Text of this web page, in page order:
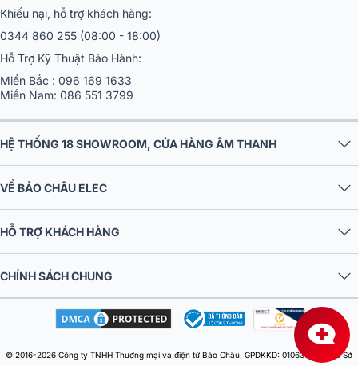
Khiếu nại, hỗ trợ khách hàng:
0344 860 255 (08:00 - 18:00)
Hỗ Trợ Kỹ Thuật Bảo Hành:
Miền Bắc : 096 169 1633
Miền Nam: 086 551 3799
HỆ THỐNG 18 SHOWROOM, CỬA HÀNG ÂM THANH
VỀ BẢO CHÂU ELEC
HỖ TRỢ KHÁCH HÀNG
CHÍNH SÁCH CHUNG
© 2016-2026 Công ty TNHH Thương mại và điện tử Bảo Châu. GPDKKD: 0106303879 do Sở